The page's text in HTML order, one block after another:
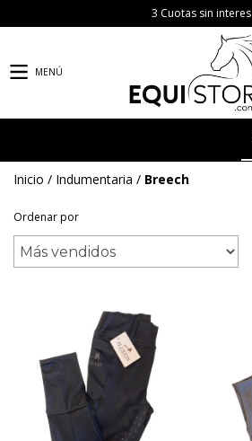
3 Cuotas sin interes
MENÚ
Inicio / Indumentaria / Breech
Ordenar por